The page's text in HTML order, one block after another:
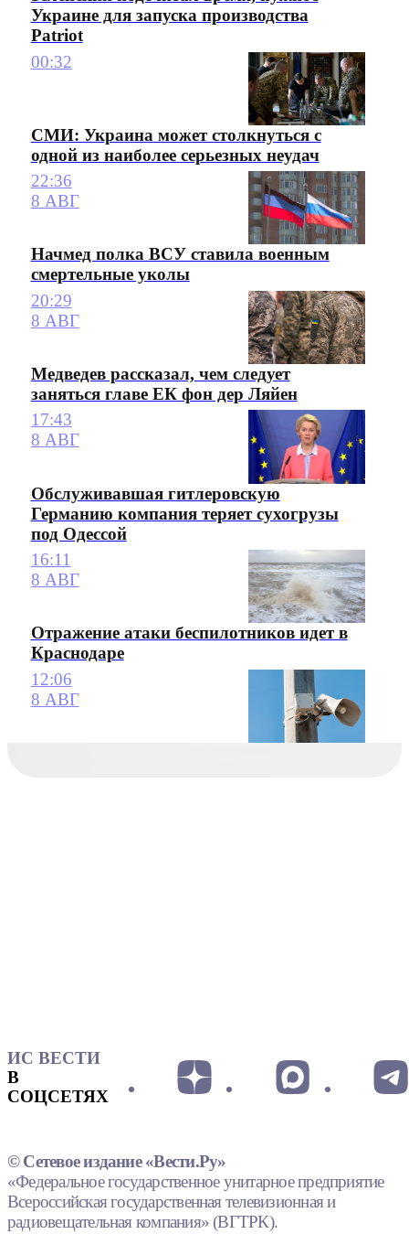
Украине для запуска производства
Patriot
00:32
СМИ: Украина может столкнуться с
одной из наиболее серьезных неудач
22:36
8 АВГ
Начмед полка ВСУ ставила военным
смертельные уколы
20:29
8 АВГ
Медведев рассказал, чем следует
заняться главе ЕК фон дер Ляйен
17:43
8 АВГ
Обслуживавшая гитлеровскую
Германию компания теряет сухогрузы
под Одессой
16:11
8 АВГ
Отражение атаки беспилотников идет в
Краснодаре
12:06
8 АВГ
ИС ВЕСТИ
В
СОЦСЕТЯХ
© Сетевое издание «Вести.Ру»
«Федеральное государственное унитарное предприятие
Всероссийская государственная телевизионная и
радиовещательная компания» (ВГТРК).